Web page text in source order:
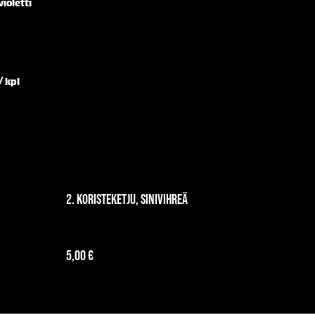
kpl
2. Koristeketju, sinivihreä
5,00 €